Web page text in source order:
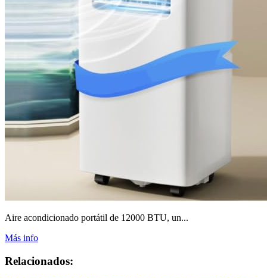
Aire acondicionado portátil de 12000 BTU, un...
Más info
Relacionados: